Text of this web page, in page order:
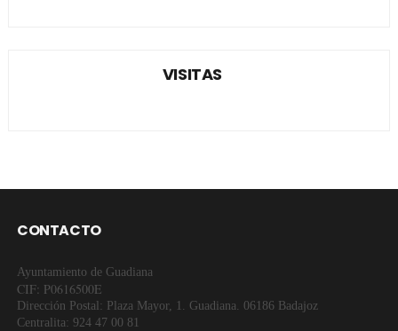
VISITAS
CONTACTO
Ayuntamiento de Guadiana
CIF: P0616500E
Dirección Postal: Plaza Mayor, 1. Guadiana. 06186 Badajoz
Centralita: 924 47 00 81